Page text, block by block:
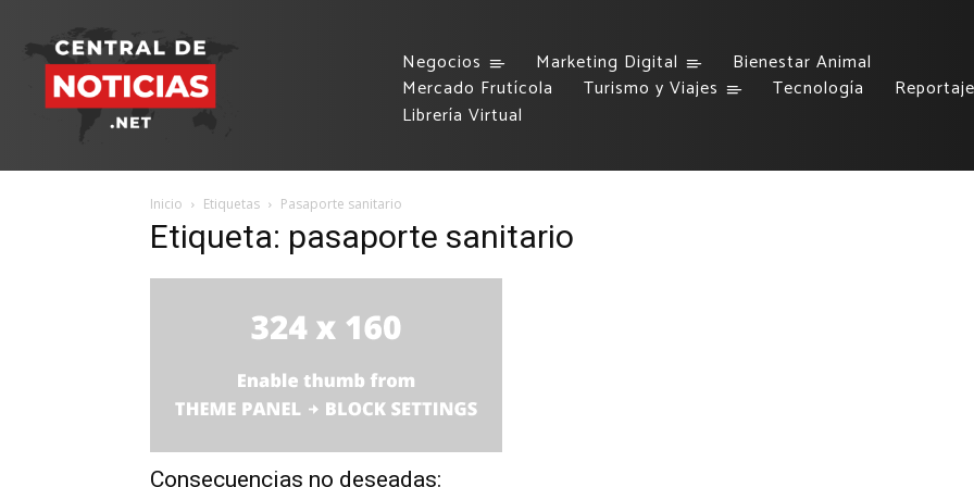
Negocios Marketing Digital
Bienestar Animal
Mercado Frutícola
Turismo y Viajes Tecnología
Librería Virtual
Inicio Etiquetas Pasaporte sanitario
Etiqueta: pasaporte sanitario
Consecuencias no deseadas: